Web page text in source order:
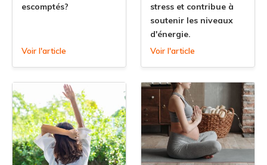
escomptés?
Voir l'article
stress et contribue à
soutenir les niveaux
d'énergie.
Voir l'article